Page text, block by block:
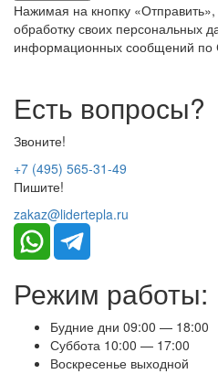
Нажимая на кнопку
обработку своих персональных
информационных сообщений
Есть вопросы?
Звоните!
+7 (495) 565-31-49
Пишите!
zakaz@lidertepla.ru
Режим работы:
Будние дни 09:00 — 18:00
Суббота 10:00 — 17:00
Воскресенье выходной